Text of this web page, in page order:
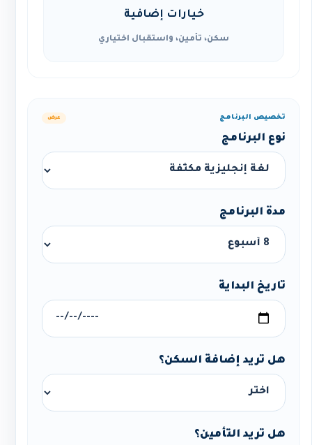
خيارات إضافية
سكن، تأمين، واستقبال اختياري
تخصيص البرنامج عرض
نوع البرنامج
مدة البرنامج
تاريخ البداية
هل تريد إضافة السكن؟
هل تريد التأمين؟